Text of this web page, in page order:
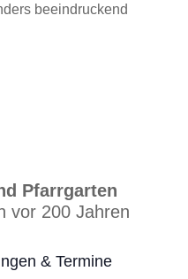
beeindruckend
Pfarrgarten
vor 200 Jahren
& Termine